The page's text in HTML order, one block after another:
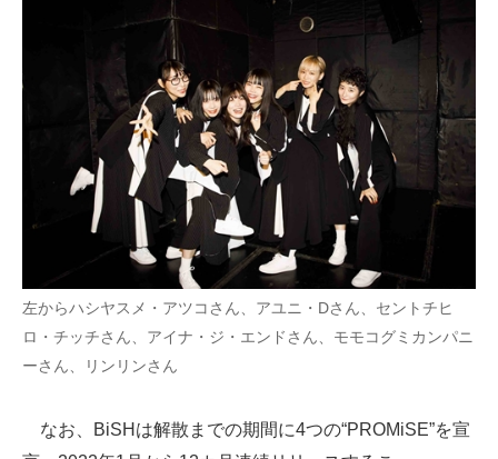
左からハシヤスメ・アツコさん、アユニ・Dさん、セントチヒ
ロ・チッチさん、アイナ・ジ・エンドさん、モモコグミカンパニ
ーさん、リンリンさん
なお、BiSHは解散までの期間に4つの“PROMiSE”を宣